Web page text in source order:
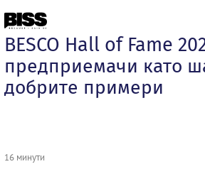
BESCO Hall of Fame
предприемачи като
добрите примери
16 минути